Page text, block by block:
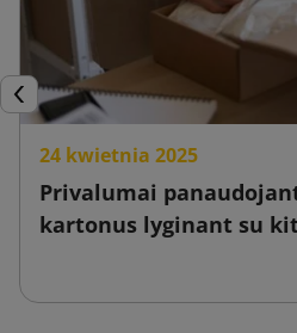
Ankstesnis
24 kwietnia 2025
Privalumai
kartonus lyginant su